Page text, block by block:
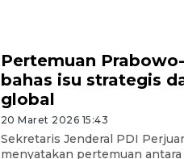
Pertemuan
bahas isu strategis
global
20 Maret 2026 15:43
Sekretaris Jenderal PDI
menyatakan pertemuan